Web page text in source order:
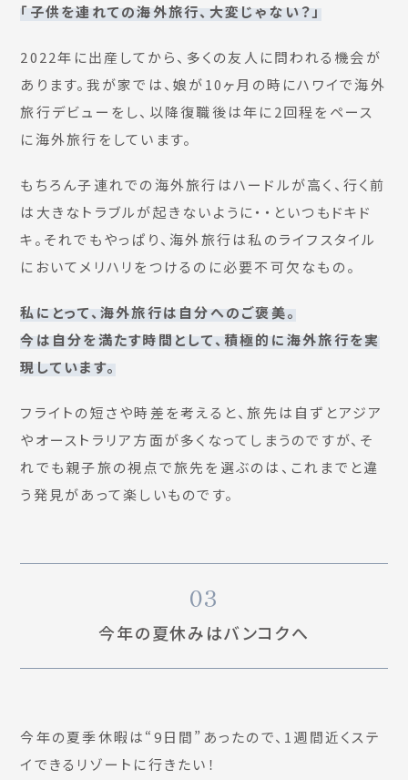
「子供を連れての海外旅行、大変じゃない？」
2022年に出産してから、多くの友人に問われる機会が
あります。我が家では、娘が10ヶ月の時にハワイで海外
旅行デビューをし、以降復職後は年に2回程をペース
に海外旅行をしています。
もちろん子連れでの海外旅行はハードルが高く、行く前
は大きなトラブルが起きないように・・といつもドキド
キ。それでもやっぱり、海外旅行は私のライフスタイル
においてメリハリをつけるのに必要不可欠なもの。
私にとって、海外旅行は自分へのご褒美。
今は自分を満たす時間として、積極的に海外旅行を実
現しています。
フライトの短さや時差を考えると、旅先は自ずとアジア
やオーストラリア方面が多くなってしまうのですが、そ
れでも親子旅の視点で旅先を選ぶのは、これまでと違
う発見があって楽しいものです。
03
今年の夏休みはバンコクへ
今年の夏季休暇は“9日間”あったので、1週間近くステ
イできるリゾートに行きたい！